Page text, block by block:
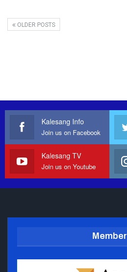
OLDER POSTS
Kalesang Info
Join us on Facebook
Kalesang TV
Join us on Youtube
Member